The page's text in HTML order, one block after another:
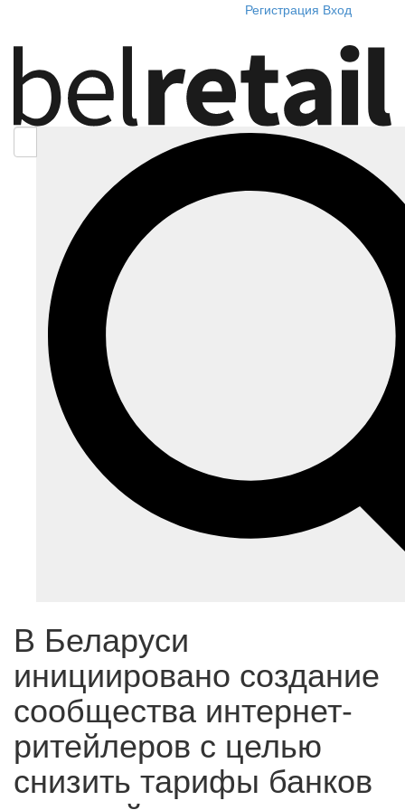
Регистрация Вход
В Беларуси
инициировано создание
сообщества интернет-
ритейлеров с целью
снизить тарифы банков